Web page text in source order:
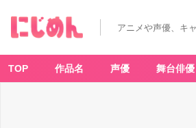
アニメや声優、キ
TOP 作品名 声優 舞台俳優